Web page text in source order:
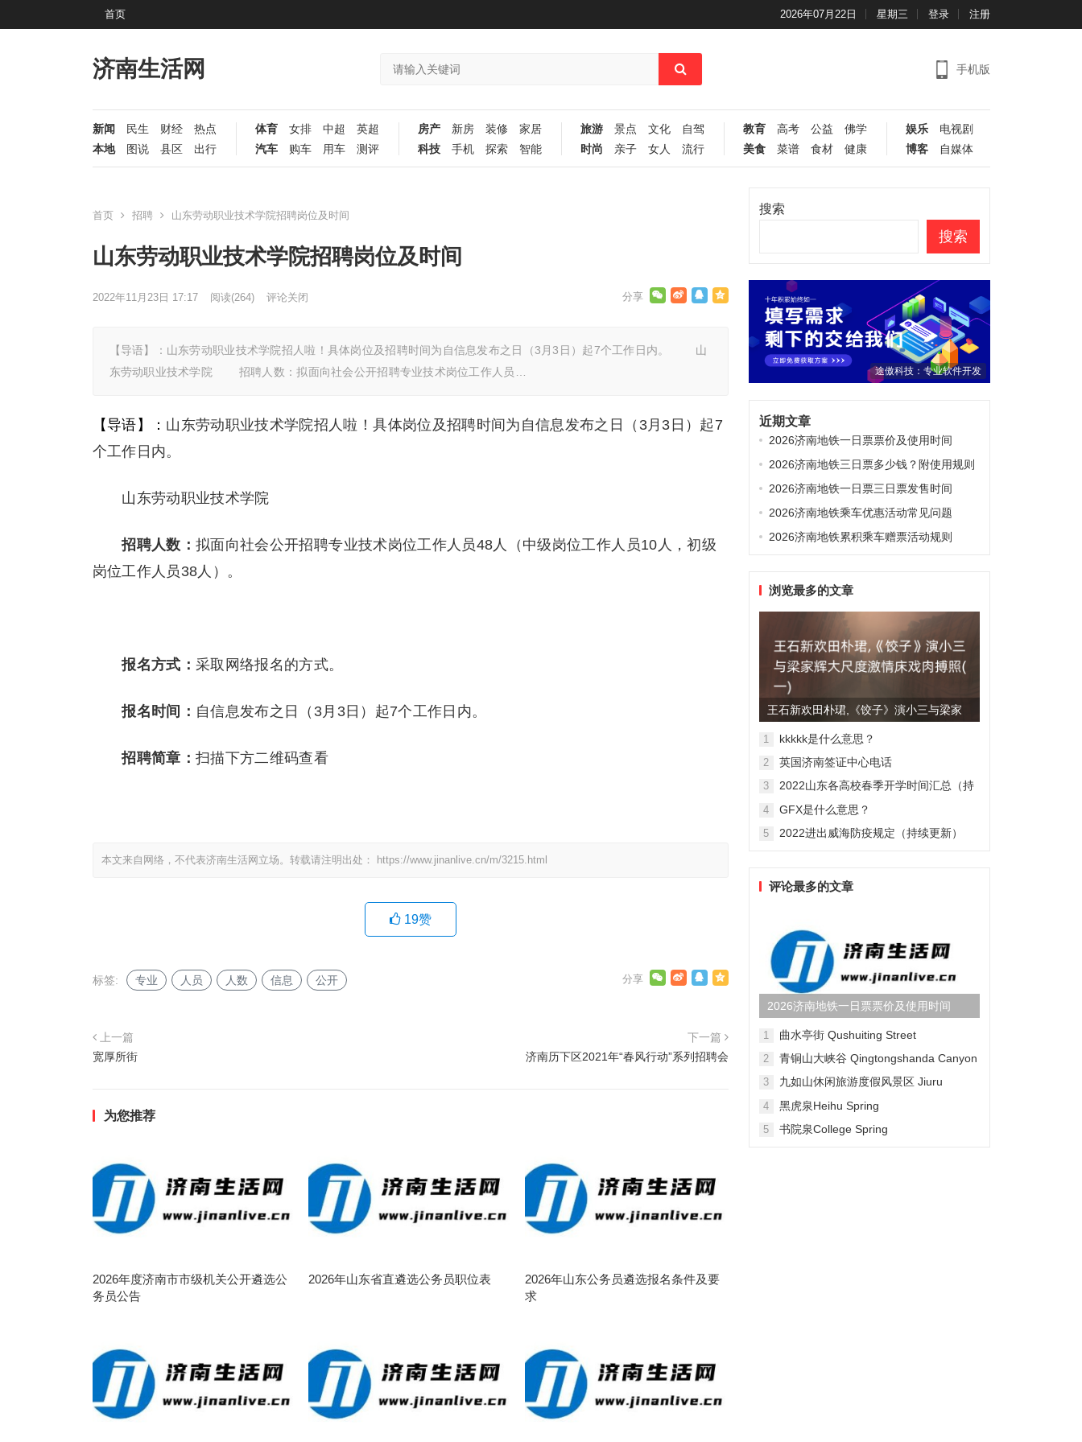
首页 2026年07月22日 星期三 登录 注册
济南生活网 手机版
新闻 民生 财经
热点
本地
图说 县区 出行
体育 女排 中超
英超
汽车
购车 用车 测评
房产 新房 装修
家居
科技
手机 探索 智能
旅游 景点 文化
自驾
时尚
亲子 女人 流行
教育 高考 公益
佛学
美食
菜谱 食材 健康
娱乐
电视剧
博客
自媒体
首页 招聘 山东劳动职业技术学院招聘岗位及时间
山东劳动职业技术学院招聘岗位及时间
2022年11月23日 17:17 阅读(264) 评论关闭
【导语】：山东劳动职业技术学院招人啦！具体岗位及招聘时间为自信息发布之日（3月3日）起7个工作日内。 山
东劳动职业技术学院 招聘人数：拟面向社会公开招聘专业技术岗位工作人员…
【导语】： 山东劳动职业技术学院招人啦！具体岗位及招聘时间为自信息发布之日（3月3日）起7
个工作日内。
山东劳动职业技术学院
招聘人数： 拟面向社会公开招聘专业技术岗位工作人员48人（中级岗位工作人员10人，初级
岗位工作人员38人）。
报名方式： 采取网络报名的方式。
报名时间： 自信息发布之日（3月3日）起7个工作日内。
招聘简章： 扫描下方二维码查看
本文来自网络，不代表济南生活网立场。转载请注明出处： https://www.jinanlive.cn/m/3215.html
19赞
标签: 专业 人员 人数 信息 公开
上一篇
宽厚所街
下一篇
济南历下区2021年“春风行动”系列招聘会
为您推荐
2026年度济南市市级机关公开遴选公
务员公告
2026年山东省直遴选公务员职位表
2026年山东公务员遴选报名条件及要
求
搜索
搜索
途傲科技：专业软件开发
近期文章
2026济南地铁一日票票价及使用时间
2026济南地铁三日票多少钱？附使用规则
2026济南地铁一日票三日票发售时间
2026济南地铁乘车优惠活动常见问题
2026济南地铁累积乘车赠票活动规则
浏览最多的文章
王石新欢田朴珺,《饺子》演小三与梁家
辉大尺度激情床戏肉搏照(...
1 kkkkk是什么意思？
2 英国济南签证中心电话
3
2022山东各高校春季开学时间汇总（持
4 GFX是什么意思？
5 2022进出威海防疫规定（持续更新）
评论最多的文章
2026济南地铁一日票票价及使用时间
1 曲水亭街 Qushuiting Street
2 青铜山大峡谷 Qingtongshanda Canyon
3
九如山休闲旅游度假风景区 Jiuru
4 黑虎泉Heihu Spring
5 书院泉College Spring